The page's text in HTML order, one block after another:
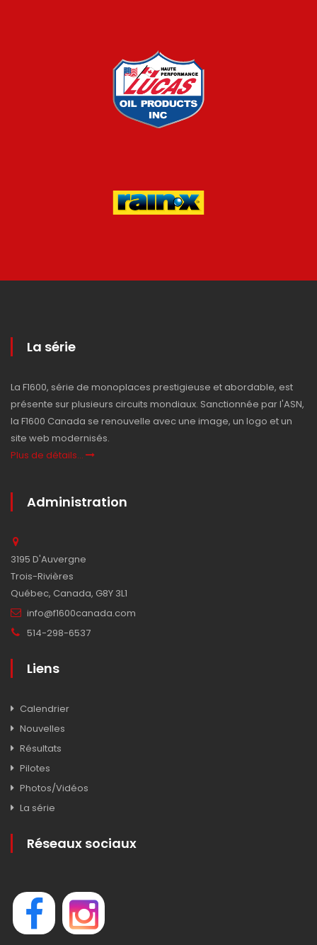
La série
La F1600, série de monoplaces prestigieuse et abordable, est
présente sur plusieurs circuits mondiaux. Sanctionnée par l'ASN,
la F1600 Canada se renouvelle avec une image, un logo et un
site web modernisés.
Plus de détails...
Administration
3195 D'Auvergne
Trois-Rivières
Québec, Canada, G8Y 3L1
info@f1600canada.com
514-298-6537
Liens
Calendrier
Nouvelles
Résultats
Pilotes
Photos/Vidéos
La série
Réseaux sociaux